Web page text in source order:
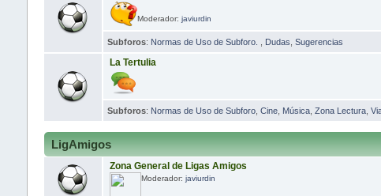
Moderador:javiurdin
Subforos: Normas de Uso de Subforo. Dudas Sugerencias
La Tertulia
Subforos: Normas de Uso de Subforo, Cine, Música, Zona Lectura,
LigAmigos
Zona General de Ligas Amigos
Moderador:javiurdin